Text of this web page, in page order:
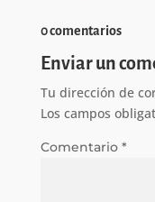
0 comentarios
Enviar un
Tu dirección de
Los campos
Comentario *